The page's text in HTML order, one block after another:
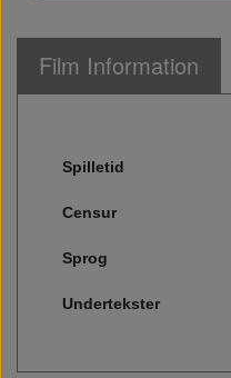
Film Information
Spilletid
Censur
Sprog
Undertekster